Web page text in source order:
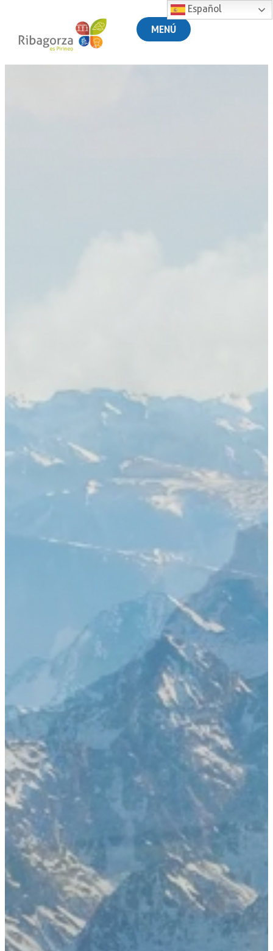
MENÚ
Español